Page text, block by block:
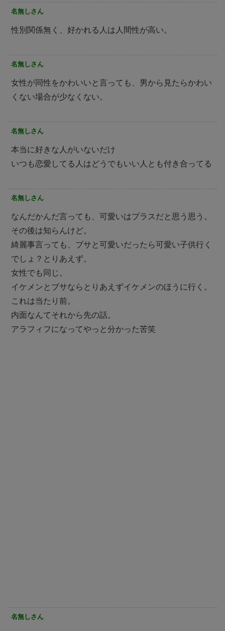
名無しさん
性別関係無く、好かれる人は人間性が高い。
名無しさん
女性が同性をかわいいと言っても、男から見たらかわい
くない場合が少なくない。
名無しさん
本当に好きな人がいないだけ
いつも恋愛してる人はどうでもいい人とも付き合ってる
名無しさん
なんだかんだ言っても、可愛いはプラスだと思う思う。
その後は知らんけど。
綺麗事言っても、ブサと可愛いだったら可愛い子供行く
でしょ？とりあえず。
女性でも同じ。
イケメンとブサならとりあえずイケメンのほうに行く。
これは当たり前。
内面なんてそれから先の話。
アラフィフになってやっと分かった苦笑
名無しさん